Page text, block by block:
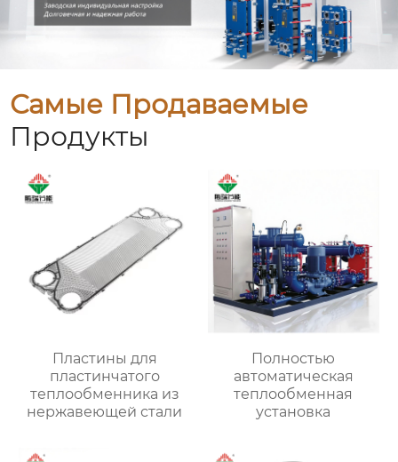
Самые Продаваемые
Продукты
Пластины для
пластинчатого
теплообменника из
нержавеющей стали
Полностью
автоматическая
теплообменная
установка